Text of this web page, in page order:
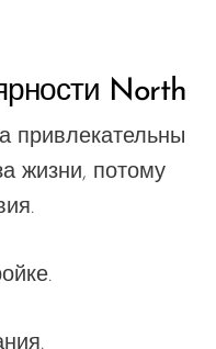
North
привлекательны
жизни, потому